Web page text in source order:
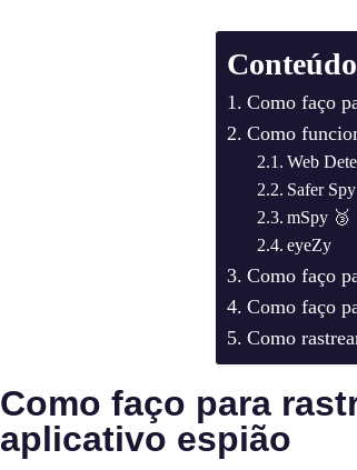
Conteúdo
Como faço
Como
Web
Safer
mSpy 🥉
eyeZy
Como faço
Como faço
Como
Como faço para
aplicativo espião